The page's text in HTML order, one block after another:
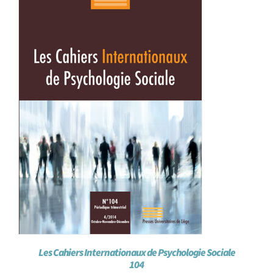
Les Cahiers Internationaux de Psychologie Sociale
104